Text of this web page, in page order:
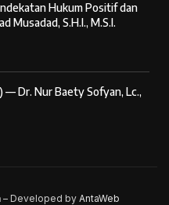
Hukum Positif dan
Musadad, S.H.I., M.S.I.
— Dr. Nur Baety Sofyan, Lc.,
– Developed by AntaWeb